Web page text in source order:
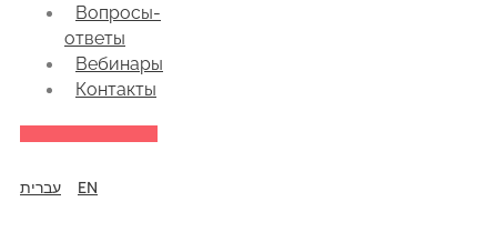
Вопросы-
ответы
Вебинары
Контакты
עברית EN